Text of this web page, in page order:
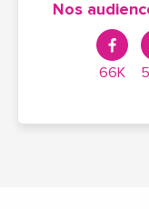
Nos
66K